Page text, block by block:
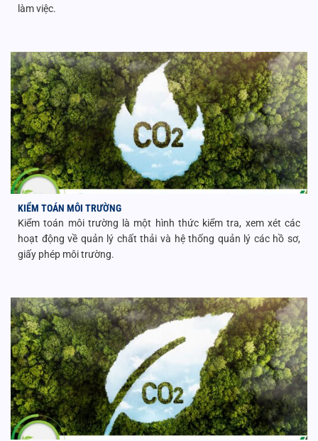
làm việc.
KIỂM TOÁN MÔI TRƯỜNG
Kiểm toán môi trường là một hình thức kiểm tra, xem xét các
hoạt động về quản lý chất thải và hệ thống quản lý các hồ sơ,
giấy phép môi trường.